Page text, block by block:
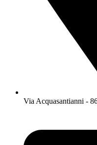
Via Acquasantianni -